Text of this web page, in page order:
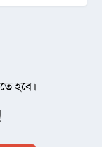
হবে।